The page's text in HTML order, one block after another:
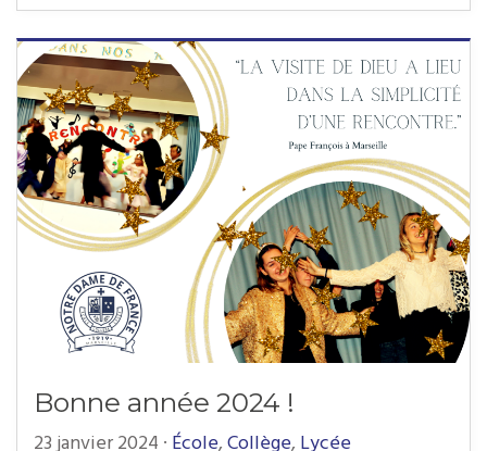
Bonne année 2024 !
23 janvier 2024 · École, Collège, Lycée